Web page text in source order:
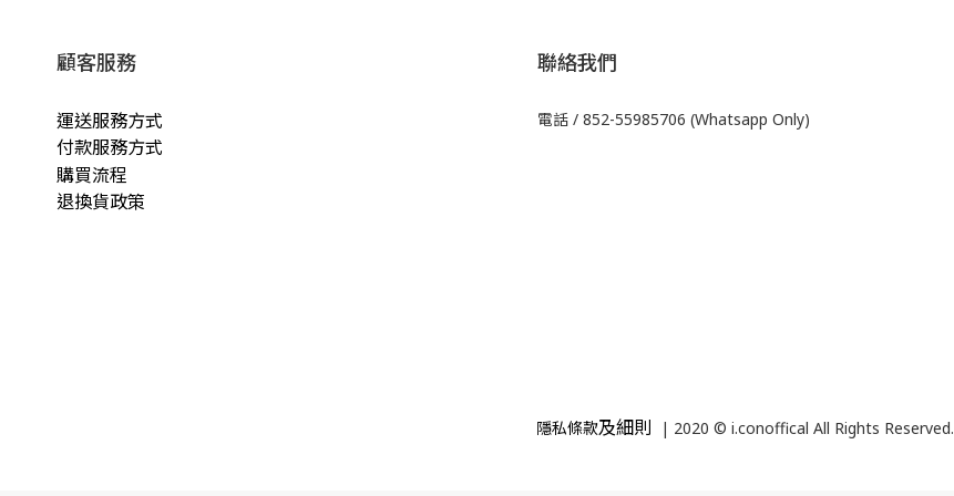
顧客服務
運送服務方式
付款服務方式
購買流程
退換貨政策
聯絡我們
電話 / 852-55985706 (Whatsapp Only)
隱私條款及細則 | 2020 © i.conoffical All Rights Reserved.